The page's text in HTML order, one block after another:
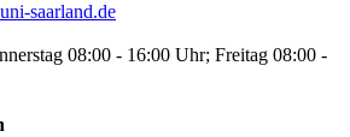
saarland.de
08:00 - 16:00 Uhr; Freitag 08:00 -